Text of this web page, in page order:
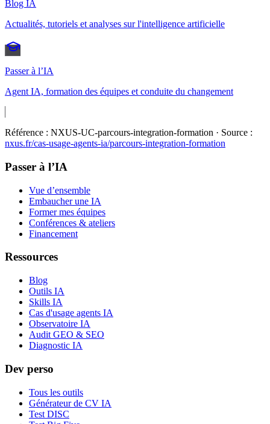
Blog IA
Actualités, tutoriels et analyses sur l'intelligence artificielle
Passer à l’IA
Agent IA, formation des équipes et conduite du changement
Référence : NXUS-UC-parcours-integration-formation · Source :
nxus.fr/cas-usage-agents-ia/parcours-integration-formation
Passer à l’IA
Vue d’ensemble
Embaucher une IA
Former mes équipes
Conférences & ateliers
Financement
Ressources
Blog
Outils IA
Skills IA
Cas d'usage agents IA
Observatoire IA
Audit GEO & SEO
Diagnostic IA
Dev perso
Tous les outils
Générateur de CV IA
Test DISC